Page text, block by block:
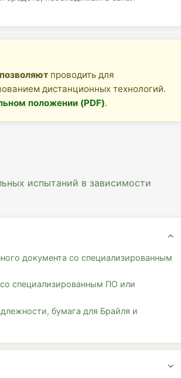
проводить для
дистанционных технологий.
положении (PDF).
испытаний в зависимости
документа со специализированным
специализированным ПО или
бумага для Брайля и